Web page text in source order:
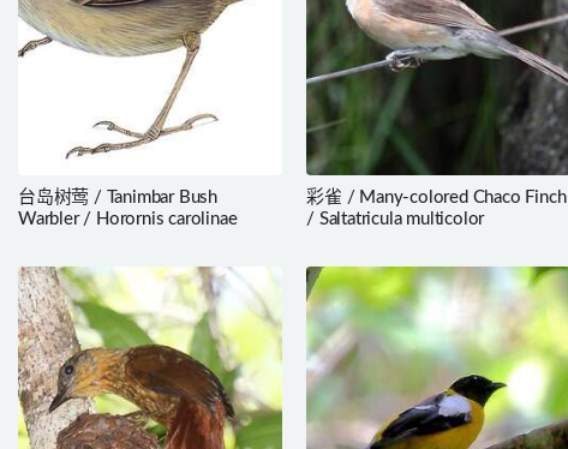
台岛树莺 / Tanimbar Bush
Warbler / Horornis carolinae
彩雀 / Many-colored Chaco Finch
/ Saltatricula multicolor